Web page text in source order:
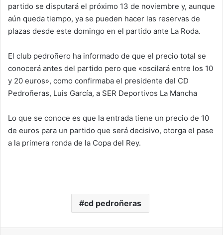
partido se disputará el próximo 13 de noviembre y, aunque
aún queda tiempo, ya se pueden hacer las reservas de
plazas desde este domingo en el partido ante La Roda.
El club pedroñero ha informado de que el precio total se
conocerá antes del partido pero que «oscilará entre los 10
y 20 euros», como confirmaba el presidente del CD
Pedroñeras, Luis García, a SER Deportivos La Mancha
Lo que se conoce es que la entrada tiene un precio de 10
de euros para un partido que será decisivo, otorga el pase
a la primera ronda de la Copa del Rey.
cd pedroñeras